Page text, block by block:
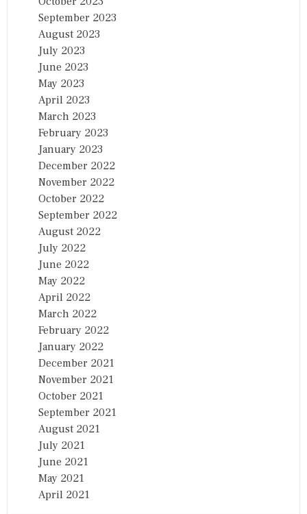
September 2023
August 2023
July 2023
June 2023
May 2023
April 2023
March 2023
February 2023
January 2023
December 2022
November 2022
October 2022
September 2022
August 2022
July 2022
June 2022
May 2022
April 2022
March 2022
February 2022
January 2022
December 2021
November 2021
October 2021
September 2021
August 2021
July 2021
June 2021
May 2021
April 2021